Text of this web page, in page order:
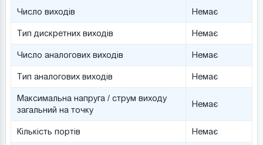
Число виходів Немає
Тип дискретних виходів Немає
Число аналогових виходів Немає
Тип аналогових виходів Немає
Максимальна напруга / струм виходу
загальний на точку
Немає
Кількість портів Немає